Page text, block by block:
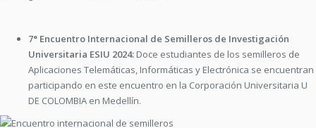
7° Encuentro Internacional de Semilleros de Investigación
Universitaria ESIU 2024: Doce estudiantes de los semilleros de
Aplicaciones Telemáticas, Informáticas y Electrónica se encuentran
participando en este encuentro en la Corporación Universitaria U
DE COLOMBIA en Medellín.